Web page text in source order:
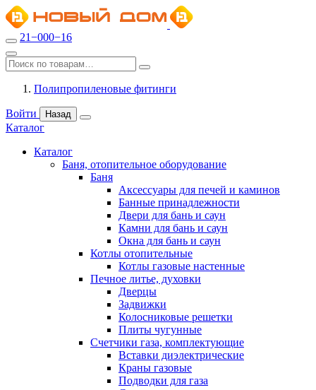
21−000−16
Полипропиленовые фитинги
Войти Назад
Каталог
Каталог
Баня, отопительное оборудование
Баня
Аксессуары для печей и каминов
Банные принадлежности
Двери для бань и саун
Камни для бань и саун
Окна для бань и саун
Котлы отопительные
Котлы газовые настенные
Печное литье, духовки
Дверцы
Задвижки
Колосниковые решетки
Плиты чугунные
Счетчики газа, комплектующие
Вставки диэлектрические
Краны газовые
Подводки для газа